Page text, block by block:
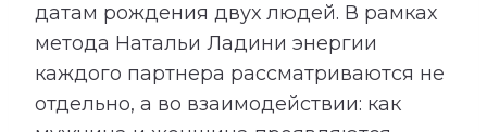
датам рождения двух людей. В рамках
метода Натальи Ладини энергии
каждого партнера рассматриваются не
отдельно, а во взаимодействии: как